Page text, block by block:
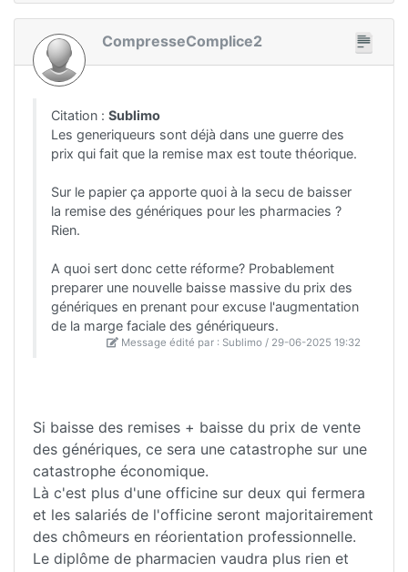
CompresseComplice2
Citation : Sublimo
Les generiqueurs sont déjà dans une guerre des
prix qui fait que la remise max est toute théorique.
Sur le papier ça apporte quoi à la secu de baisser
la remise des génériques pour les pharmacies ?
Rien.
A quoi sert donc cette réforme? Probablement
preparer une nouvelle baisse massive du prix des
génériques en prenant pour excuse l'augmentation
de la marge faciale des génériqueurs.
Message édité par : Sublimo / 29-06-2025 19:32
Si baisse des remises + baisse du prix de vente
des génériques, ce sera une catastrophe sur une
catastrophe économique.
Là c'est plus d'une officine sur deux qui fermera
et les salariés de l'officine seront majoritairement
des chômeurs en réorientation professionnelle.
Le diplôme de pharmacien vaudra plus rien et